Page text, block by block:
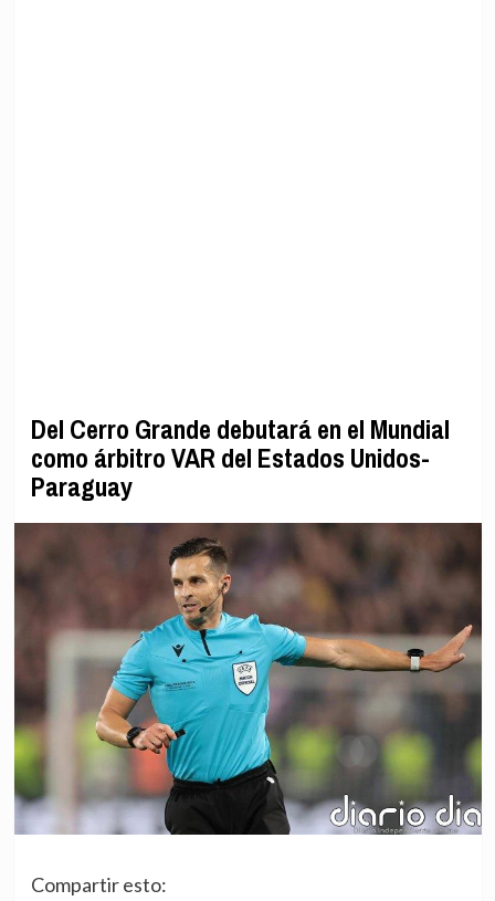
Del Cerro Grande debutará en el Mundial
como árbitro VAR del Estados Unidos-
Paraguay
Compartir esto: